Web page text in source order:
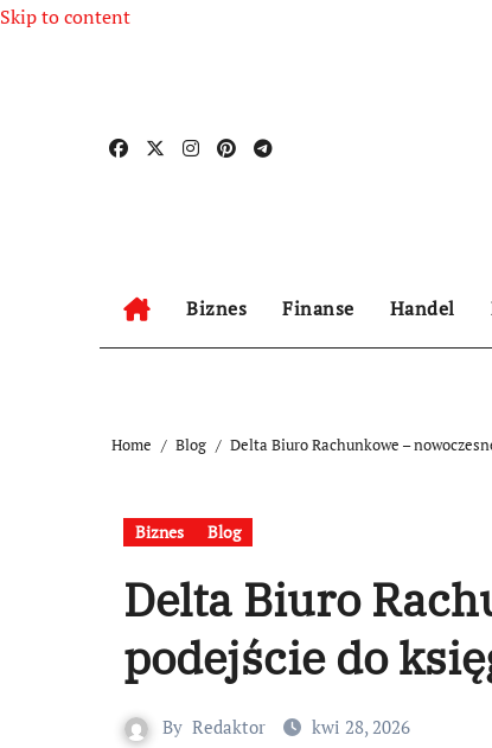
Skip to content
Biznes Finanse Handel
Home Blog Delta Biuro Rachunkowe –
Biznes Blog
Delta Biuro
podejście do
By Redaktor kwi 28, 2026